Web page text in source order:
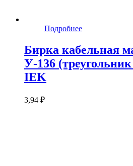
Подробнее
Бирка кабельная
У-136
IEK
3,94 ₽